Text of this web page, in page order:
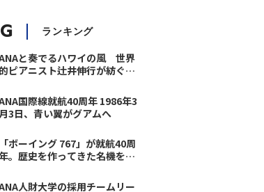
ランキング
と奏でるハワイの風 世界
的ピアニスト辻井伸行が紡ぐ音
国際線就航40周年 1986年3
月3日、青い翼がグアムへ
「ボーイング 767」が就航40周
。歴史を作ってきた名機を語
人財大学の採用チームリー